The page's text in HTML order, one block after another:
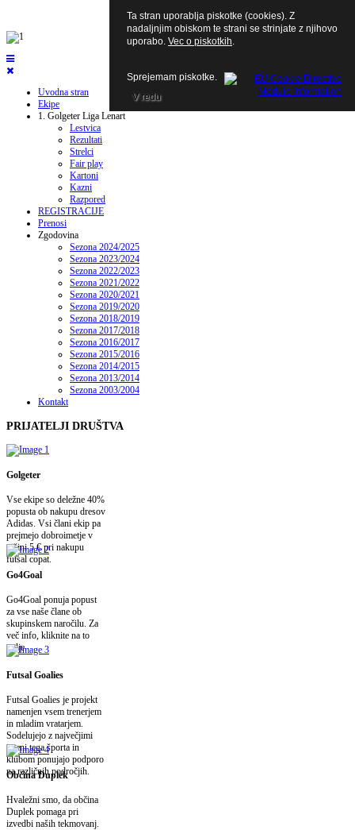
Uvodna stran
Ekipe
1. Golgeter Liga Lenart
Lestvica
Rezultati
Strelci
Fair play
Kartoni
Kazni
Razpored
REGISTRACIJE
Prenosi
Zgodovina
Sezona 2024/2025
Sezona 2023/2024
Sezona 2022/2023
Sezona 2021/2022
Sezona 2020/2021
Sezona 2019/2020
Sezona 2018/2019
Sezona 2017/2018
Sezona 2016/2017
Sezona 2015/2016
Sezona 2014/2015
Sezona 2013/2014
Sezona 2003/2004
Kontakt
PRIJATELJI DRUŠTVA
Golgeter
Vse ekipe so deležne 40%
popusta ob nakupu dresov
Adidas. Vsi člani ekip pa
prejmejo dobroimetje v
višini 5 € pri nakupu
futsal copat.
Go4Goal
Go4Goal ponuja popust
za vse naše člane ob
skupinskem naročilu. Za
več info, kliknite na to
polje.
Futsal Goalies
Futsal Goalies je projekt
namenjen vsem trenerjem
in mladim vratarjem.
Sodelujejo z največjimi
imeni tega športa in
klubom ponujajo podporo
na različnih področjih.
Občina Duplek
Hvaležni smo, da občina
Duplek pomaga pri
izvedbi naših tekmovanj.
Ta stran uporablja piskotke (cookies). Z
nadaljnjim obiskom te strani se strinjate z njihovo
uporabo. Vec o piskotkih.
Sprejemam piskotke.
V redu